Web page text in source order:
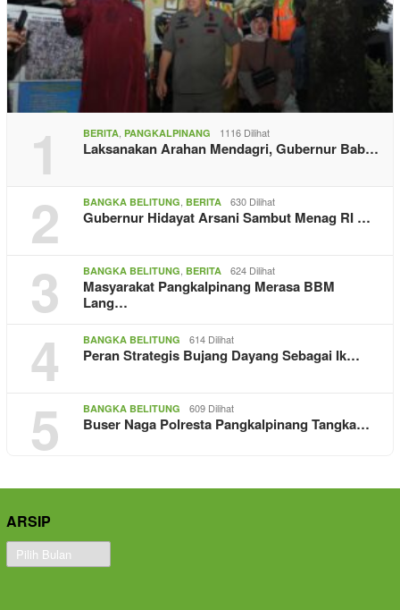
1 BERITA, PANGKALPINANG 1116 Dilihat
Laksanakan Arahan Mendagri, Gubernur Bab…
2 BANGKA BELITUNG, BERITA 630 Dilihat
Gubernur Hidayat Arsani Sambut Menag RI …
3 BANGKA BELITUNG, BERITA 624 Dilihat
Masyarakat Pangkalpinang Merasa BBM
Lang…
4 BANGKA BELITUNG 614 Dilihat
Peran Strategis Bujang Dayang Sebagai Ik…
5 BANGKA BELITUNG 609 Dilihat
Buser Naga Polresta Pangkalpinang Tangka…
ARSIP
Arsip